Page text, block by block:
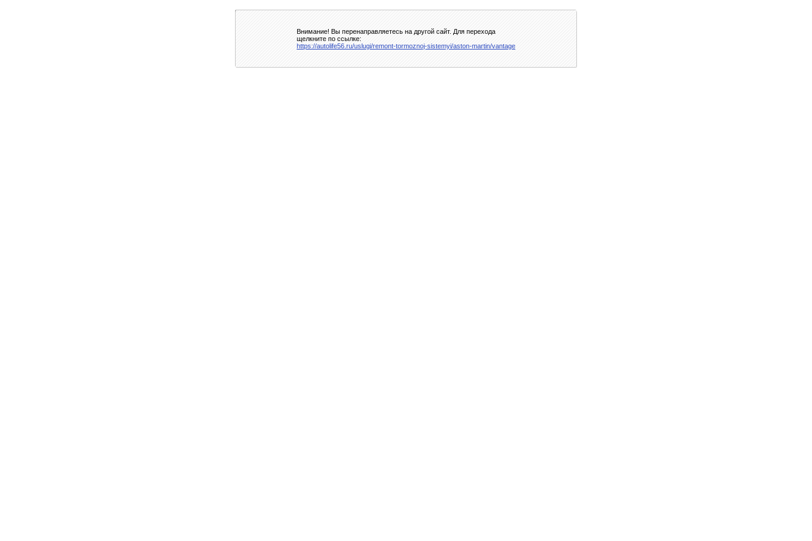
Внимание! Вы перенаправляетесь на другой сайт. Для перехода
щелкните по ссылке:
https://autolife56.ru/uslugi/remont-tormoznoj-sistemyi/aston-martin/vantage